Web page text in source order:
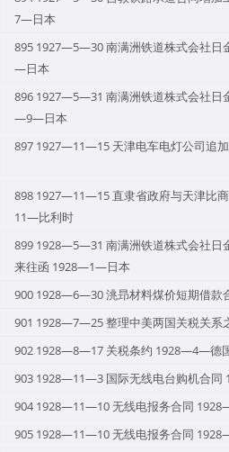
7—日本
895 1927—5—30 南满洲铁道株式会社日
—日本
896 1927—5—31 南满洲铁道株式会社日
—9—日本
897 1927—11—15 天津电车电灯公司追
898 1927—11—15 直隶省政府与天津比
11—比利时
899 1928—5—31 南满洲铁道株式会社日
来往函 1928—1—日本
900 1928—6—30 洮昻材料煤价短期借
901 1928—7—25 整理中美两国关税关
902 1928—8—17 关税条约 1928—4—德
903 1928—11—3 国际无线电台购机合
904 1928—11—10 无线电报务合同
905 1928—11—10 无线电报务合同